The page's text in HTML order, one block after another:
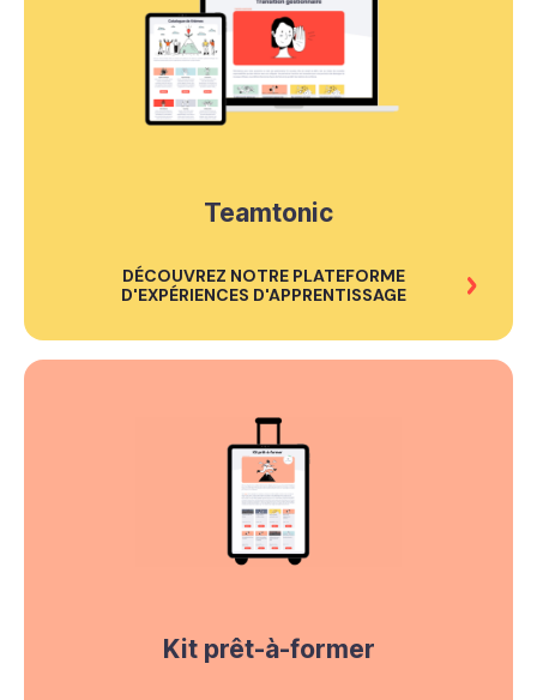
Teamtonic
DÉCOUVREZ NOTRE PLATEFORME
D'EXPÉRIENCES D'APPRENTISSAGE
Kit prêt-à-former